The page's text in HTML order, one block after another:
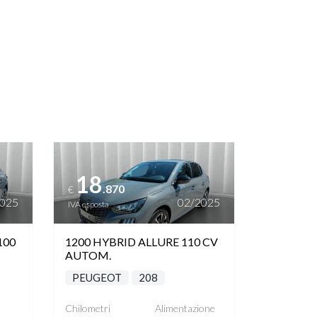
Vedi dettagli
€18.870
IVA esposta 02/2025
1200 HYBRID ALLURE 110 CV
AUTOM.
PEUGEOT 208
Chilometri
Alimentazione